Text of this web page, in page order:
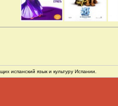
испанский язык и культуру Испании.